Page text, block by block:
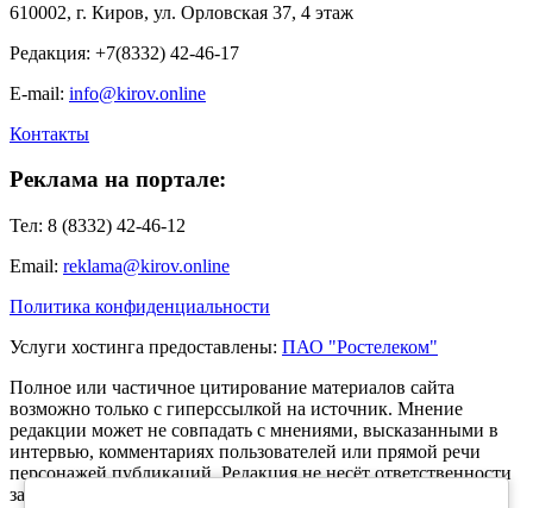
610002, г. Киров, ул. Орловская 37, 4 этаж
Редакция: +7(8332) 42-46-17
E-mail: info@kirov.online
Контакты
Реклама на портале:
Тел: 8 (8332) 42-46-12
Email: reklama@kirov.online
Политика конфиденциальности
Услуги хостинга предоставлены: ПАО "Ростелеком"
Полное или частичное цитирование материалов сайта
возможно только с гиперссылкой на источник. Мнение
редакции может не совпадать с мнениями, высказанными в
интервью, комментариях пользователей или прямой речи
персонажей публикаций. Редакция не несёт ответственности
за текст комментариев читателей.